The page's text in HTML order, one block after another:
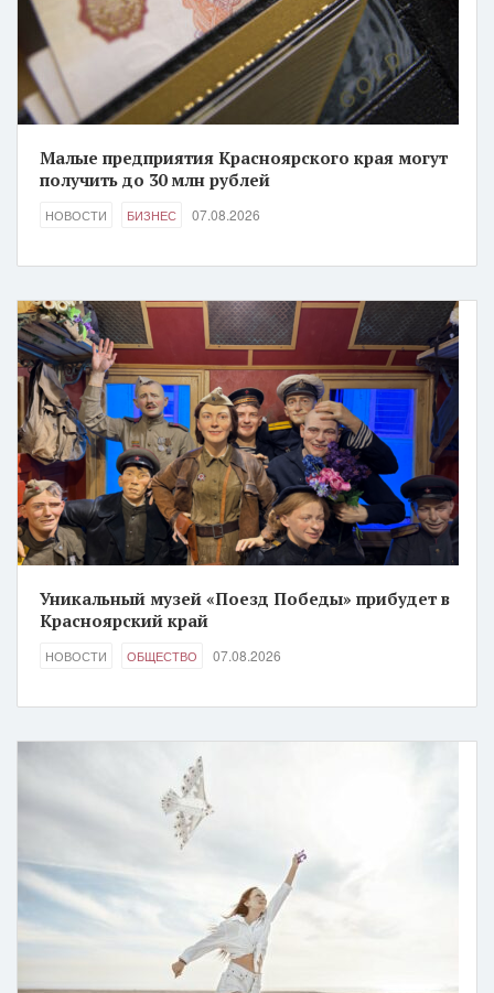
Малые предприятия Красноярского края могут
получить до 30 млн рублей
НОВОСТИ БИЗНЕС 07.08.2026
Уникальный музей «Поезд Победы» прибудет в
Красноярский край
НОВОСТИ ОБЩЕСТВО 07.08.2026